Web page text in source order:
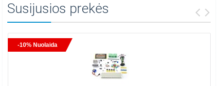
Susijusios prekės
-10% Nuolaida